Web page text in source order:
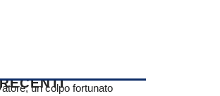
un colpo fortunato